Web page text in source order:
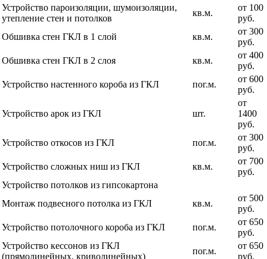
Устройство пароизоляции, шумоизоляции,
утепление стен и потолков
кв.м.
от 100
руб.
Обшивка стен ГКЛ в 1 слой
кв.м.
от 300
руб.
Обшивка стен ГКЛ в 2 слоя
кв.м.
от 400
руб.
Устройство настенного короба из ГКЛ
пог.м.
от 600
руб.
Устройство арок из ГКЛ шт.
от
1400
руб.
Устройство откосов из ГКЛ
пог.м.
от 300
руб.
Устройство сложных ниш из ГКЛ
кв.м.
от 700
руб.
Устройство потолков из гипсокартона
Монтаж подвесного потолка из ГКЛ
кв.м.
от 500
руб.
Устройство потолочного короба из ГКЛ
пог.м.
от 650
руб.
Устройство кессонов из ГКЛ
(прямолинейных, криволинейных)
пог.м.
от 650
руб.